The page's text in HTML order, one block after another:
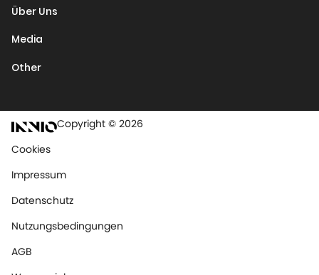
Über Uns
Media
Other
Copyright © 2026
Cookies
Impressum
Datenschutz
Nutzungsbedingungen
AGB